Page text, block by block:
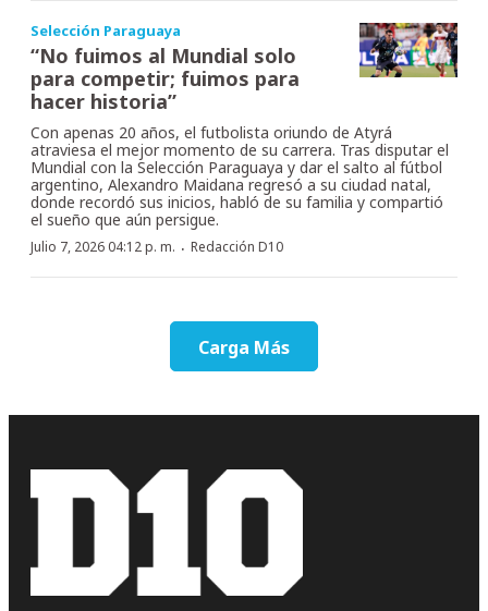
Selección Paraguaya
“No fuimos al Mundial solo
para competir; fuimos para
hacer historia”
Con apenas 20 años, el futbolista oriundo de Atyrá
atraviesa el mejor momento de su carrera. Tras disputar el
Mundial con la Selección Paraguaya y dar el salto al fútbol
argentino, Alexandro Maidana regresó a su ciudad natal,
donde recordó sus inicios, habló de su familia y compartió
el sueño que aún persigue.
Julio 7, 2026 04:12 p. m. · Redacción D10
Carga Más